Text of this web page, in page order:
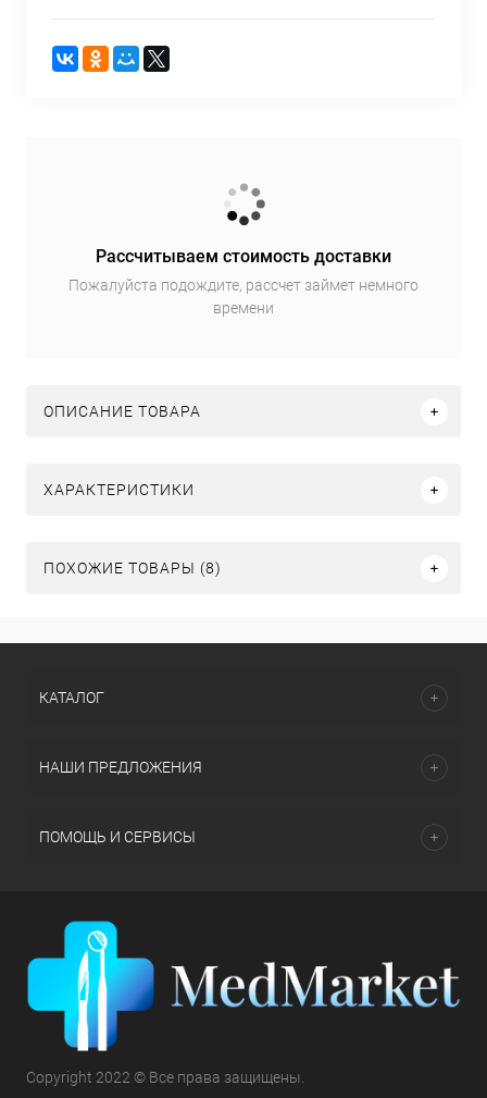
Рассчитываем стоимость доставки
Пожалуйста подождите, рассчет займет немного
времени
ОПИСАНИЕ ТОВАРА
ХАРАКТЕРИСТИКИ
ПОХОЖИЕ ТОВАРЫ (8)
КАТАЛОГ
НАШИ ПРЕДЛОЖЕНИЯ
ПОМОЩЬ И СЕРВИСЫ
Copyright 2022 © Все права защищены.